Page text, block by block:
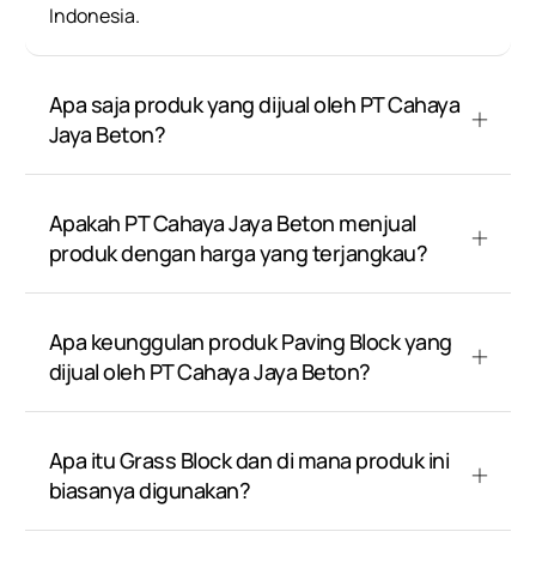
Indonesia.
Apa saja produk yang dijual oleh PT Cahaya
Jaya Beton?
Apakah PT Cahaya Jaya Beton menjual
produk dengan harga yang terjangkau?
Apa keunggulan produk Paving Block yang
dijual oleh PT Cahaya Jaya Beton?
Apa itu Grass Block dan di mana produk ini
biasanya digunakan?